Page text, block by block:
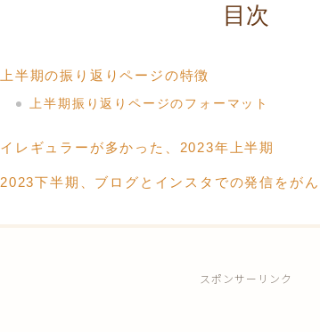
目次
上半期の振り返りページの特徴
上半期振り返りページのフォーマット
イレギュラーが多かった、2023年上半期
2023下半期、ブログとインスタでの発信をがん
スポンサーリンク